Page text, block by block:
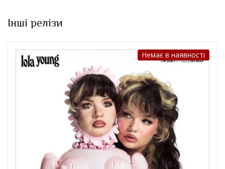
Інші релізи
Немає в наявності